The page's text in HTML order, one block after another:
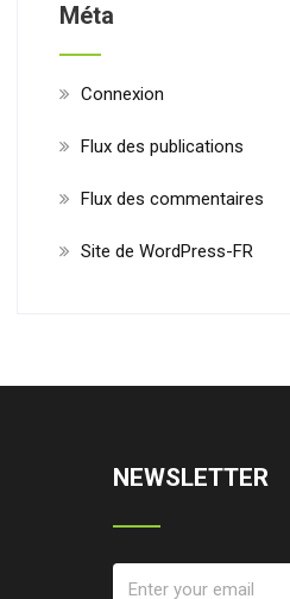
Méta
Connexion
Flux des publications
Flux des commentaires
Site de WordPress-FR
NEWSLETTER